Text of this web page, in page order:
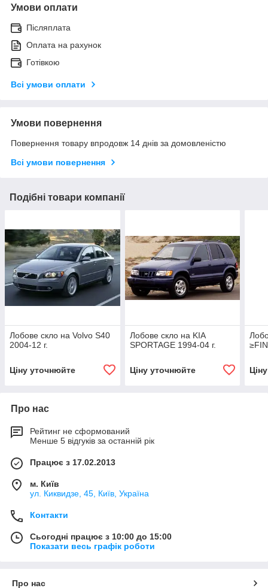
Умови оплати
Післяплата
Оплата на рахунок
Готівкою
Всі умови оплати
Умови повернення
Повернення товару впродовж 14 днів за домовленістю
Всі умови повернення
Подібні товари компанії
Лобове скло на Volvo S40
2004-12 г.
Ціну уточнюйте
Лобове скло на KIA
SPORTAGE 1994-04 г.
Ціну уточнюйте
Про нас
Рейтинг не сформований
Менше 5 відгуків за останній рік
Працює з 17.02.2013
м. Київ
ул. Киквидзе, 45, Київ, Україна
Контакти
Сьогодні працює з 10:00 до 15:00
Показати весь графік роботи
Про нас